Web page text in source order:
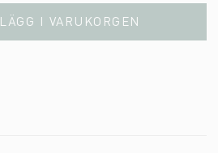
LÄGG I VARUKORGEN